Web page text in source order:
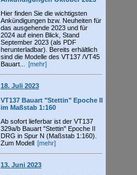
Hier finden Sie die wichtigsten
Ankündigungen bzw. Neuheiten für
das ausgehende 2023 und für
2024 auf einen Blick, Stand
September 2023 (als PDF
herunterladbar). Bereits erhältlich
sind die Modelle des VT137 /VT45
Bauart...
[mehr]
18. Juli 2023
VT137 Bauart "Stettin" Epoche II
im Maßstab 1:160
Ab sofort lieferbar ist der VT137
329a/b Bauart "Stettin" Epoche II
DRG in Spur N (Maßstab 1:160).
Zum Modell [mehr]
13. Juni 2023